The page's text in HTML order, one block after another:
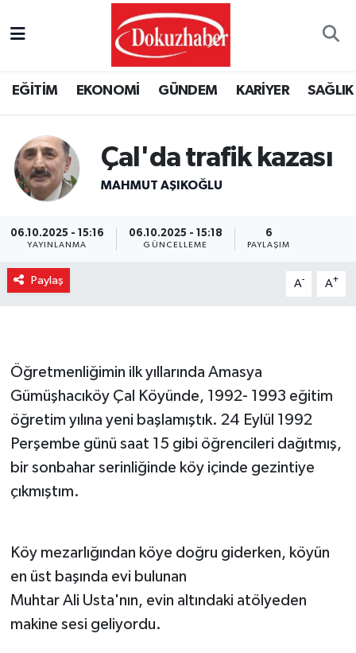
EĞİTİM EKONOMİ GÜNDEM KARİYER SAĞLIK
Çal'da trafik kazası
MAHMUT AŞIKOĞLU
06.10.2025 - 15:16
YAYINLANMA
06.10.2025 - 15:18
GÜNCELLEME
6
PAYLAŞIM
Paylaş A- A+
Öğretmenliğimin ilk yıllarında Amasya
Gümüşhacıköy Çal Köyünde, 1992- 1993 eğitim
öğretim yılına yeni başlamıştık. 24 Eylül 1992
Perşembe günü saat 15 gibi öğrencileri dağıtmış,
bir sonbahar serinliğinde köy içinde gezintiye
çıkmıştım.
Köy mezarlığından köye doğru giderken, köyün
en üst başında evi bulunan
Muhtar Ali Usta'nın, evin altındaki atölyeden
makine sesi geliyordu.
Puan Durumu ve Fikstür
Tüm Manşetler